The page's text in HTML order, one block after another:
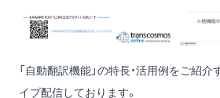
「自動翻訳機能」の特長・活用例をご紹
イブ配信しております。